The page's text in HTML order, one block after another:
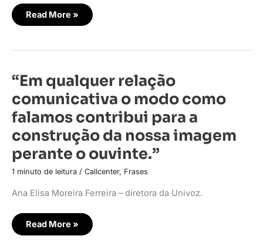
consumo.”
Read More »
“Em qualquer relação
comunicativa o modo como
falamos contribui para a
construção da nossa imagem
perante o ouvinte.”
1 minuto de leitura / Callcenter, Frases
Ana Elisa Moreira Ferreira – diretora da Univoz.
“Em
qualquer
relação
comunicativa
modo
como
falamos
contribui
para
a
construção
da
imagem
perante
ouvinte.”
Read More »